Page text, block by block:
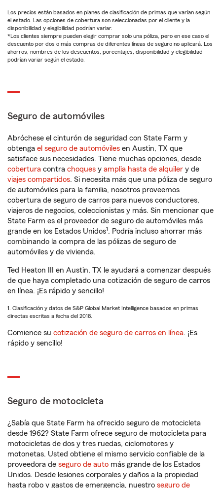
Los precios están basados en planes de clasificación de primas que varían según
el estado. Las opciones de cobertura son seleccionadas por el cliente y la
disponibilidad y elegibilidad podrían variar.
*Los clientes siempre pueden elegir comprar solo una póliza, pero en ese caso el
descuento por dos o más compras de diferentes líneas de seguro no aplicará. Los
ahorros, nombres de los descuentos, porcentajes, disponibilidad y elegibilidad
podrían variar según el estado.
Seguro de automóviles
Abróchese el cinturón de seguridad con State Farm y
obtenga el seguro de automóviles en Austin, TX que
satisface sus necesidades. Tiene muchas opciones, desde
cobertura contra choques y amplia hasta de alquiler y de
viajes compartidos. Si necesita más que una póliza de seguro
de automóviles para la familia, nosotros proveemos
cobertura de seguro de carros para nuevos conductores,
viajeros de negocios, coleccionistas y más. Sin mencionar que
State Farm es el proveedor de seguro de automóviles más
grande en los Estados Unidos1. Podría incluso ahorrar más
combinando la compra de las pólizas de seguro de
automóviles y de vivienda.
Ted Heaton III en Austin, TX le ayudará a comenzar después
de que haya completado una cotización de seguro de carros
en línea. ¡Es rápido y sencillo!
1. Clasificación y datos de S&P Global Market Intelligence basados en primas
directas escritas a fecha del 2018.
Comience su cotización de seguro de carros en línea. ¡Es
rápido y sencillo!
Seguro de motocicleta
¿Sabía que State Farm ha ofrecido seguro de motocicleta
desde 1962? State Farm ofrece seguro de motocicleta para
motocicletas de dos y tres ruedas, ciclomotores y
motonetas. Usted obtiene el mismo servicio confiable de la
proveedora de seguro de auto más grande de los Estados
Unidos. Desde lesiones corporales y daños a la propiedad
hasta robo y gastos de emergencia, nuestro seguro de